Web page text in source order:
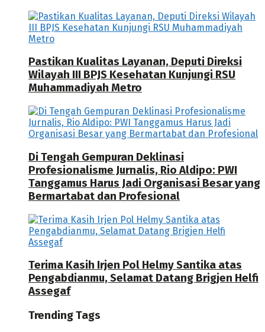
Pastikan Kualitas Layanan, Deputi Direksi
Wilayah III BPJS Kesehatan Kunjungi RSU
Muhammadiyah Metro
Di Tengah Gempuran Deklinasi
Profesionalisme Jurnalis, Rio Aldipo: PWI
Tanggamus Harus Jadi Organisasi Besar yang
Bermartabat dan Profesional
Terima Kasih Irjen Pol Helmy Santika atas
Pengabdianmu, Selamat Datang Brigjen Helfi
Assegaf
Trending Tags